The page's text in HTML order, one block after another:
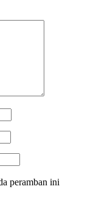
peramban ini